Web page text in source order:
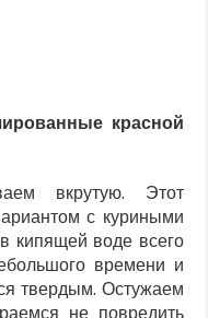
красной
вкрутую. Этот
с куриными
кипящей воде всего
времени и
твердым. Остужаем
не повредить